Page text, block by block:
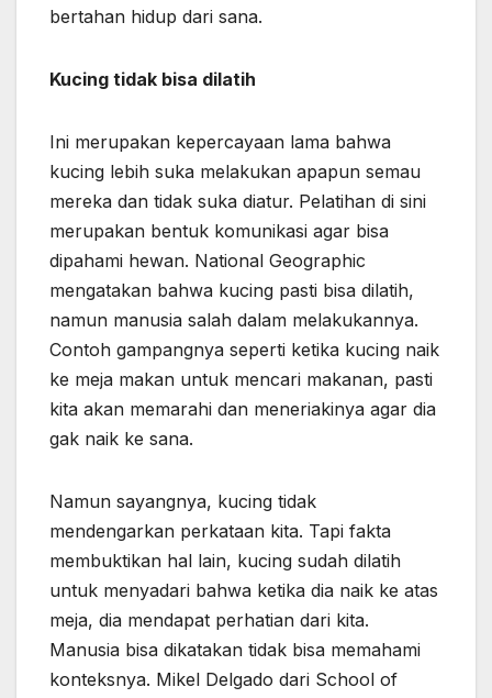
bertahan hidup dari sana.
Kucing tidak bisa dilatih
Ini merupakan kepercayaan lama bahwa
kucing lebih suka melakukan apapun semau
mereka dan tidak suka diatur. Pelatihan di sini
merupakan bentuk komunikasi agar bisa
dipahami hewan. National Geographic
mengatakan bahwa kucing pasti bisa dilatih,
namun manusia salah dalam melakukannya.
Contoh gampangnya seperti ketika kucing naik
ke meja makan untuk mencari makanan, pasti
kita akan memarahi dan meneriakinya agar dia
gak naik ke sana.
Namun sayangnya, kucing tidak
mendengarkan perkataan kita. Tapi fakta
membuktikan hal lain, kucing sudah dilatih
untuk menyadari bahwa ketika dia naik ke atas
meja, dia mendapat perhatian dari kita.
Manusia bisa dikatakan tidak bisa memahami
konteksnya. Mikel Delgado dari School of